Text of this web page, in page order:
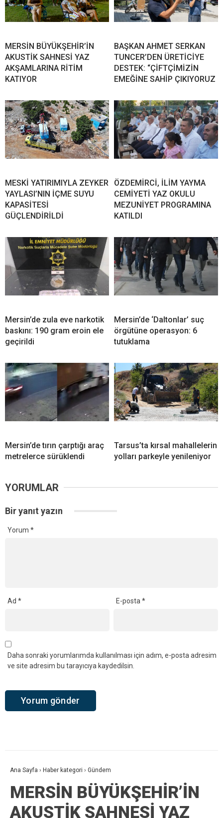
MERSİN BÜYÜKŞEHİR’İN
AKUSTİK SAHNESİ YAZ
AKŞAMLARINA RİTİM
KATIYOR
BAŞKAN AHMET SERKAN
TUNCER’DEN ÜRETİCİYE
DESTEK: “ÇİFTÇİMİZİN
EMEĞİNE SAHİP ÇIKIYORUZ
MESKİ YATIRIMIYLA ZEYKER
YAYLASI’NIN İÇME SUYU
KAPASİTESİ
GÜÇLENDİRİLDİ
ÖZDEMİRCİ, İLİM YAYMA
CEMİYETİ YAZ OKULU
MEZUNİYET PROGRAMINA
KATILDI
Mersin’de zula eve narkotik
baskını: 190 gram eroin ele
geçirildi
Mersin’de ‘Daltonlar’ suç
örgütüne operasyon: 6
tutuklama
Mersin’de tırın çarptığı araç
metrelerce sürüklendi
Tarsus’ta kırsal mahallelerin
yolları parkeyle yenileniyor
YORUMLAR
Bir yanıt yazın
Yorum *
Ad * E-posta*
Daha sonraki yorumlarımda kullanılması için adım, e-posta adresim
ve site adresim bu tarayıcıya kaydedilsin.
Ana Sayfa › Haber kategori › Gündem
MERSİN BÜYÜKŞEHİR’İN
AKUSTİK SAHNESİ YAZ